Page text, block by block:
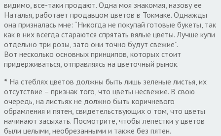
видимо, все-таки продают. Одна моя знакомая, назову ее
Наталья, работает продавцом цветов в Токмаке. Однажды
она призналась мне: “Никогда не покупай готовые букеты, так
как в них всегда стараются спрятать вялые цветы. Лучше купи
отдельно три розы, зато они точно будут свежие”.
Вот несколько основных принципов, которых стоит
придерживаться, отправляясь на цветочный рынок.
* На стеблях цветов должны быть лишь зеленые листья, их
отсутствие – признак того, что цветы несвежие. В свою
очередь, на листьях не должно быть коричневого
обрамления и пятен, свидетельствующих о том, что цветы
начинают засыхать. Посмотрите, чтобы лепестки у цветов
были целыми, необрезанными и также без пятен.